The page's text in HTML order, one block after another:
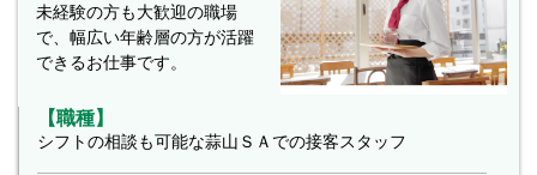
未経験の方も大歓迎の職場
で、幅広い年齢層の方が活躍
できるお仕事です。
【職種】
シフトの相談も可能な蒜山ＳＡでの接客スタッフ